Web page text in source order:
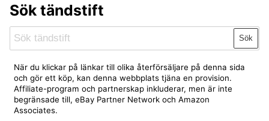
Sök tändstift
Sök
När du klickar på länkar till olika återförsäljare på denna sida
och gör ett köp, kan denna webbplats tjäna en provision.
Affiliate-program och partnerskap inkluderar, men är inte
begränsade till, eBay Partner Network och Amazon
Associates.